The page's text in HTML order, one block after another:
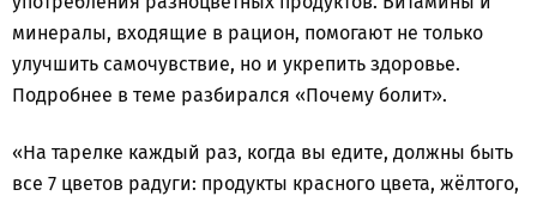
минералы, входящие в рацион, помогают не только
улучшить самочувствие, но и укрепить здоровье.
Подробнее в теме разбирался «Почему болит».
«На тарелке каждый раз, когда вы едите, должны быть
все 7 цветов радуги: продукты красного цвета, жёлтого,